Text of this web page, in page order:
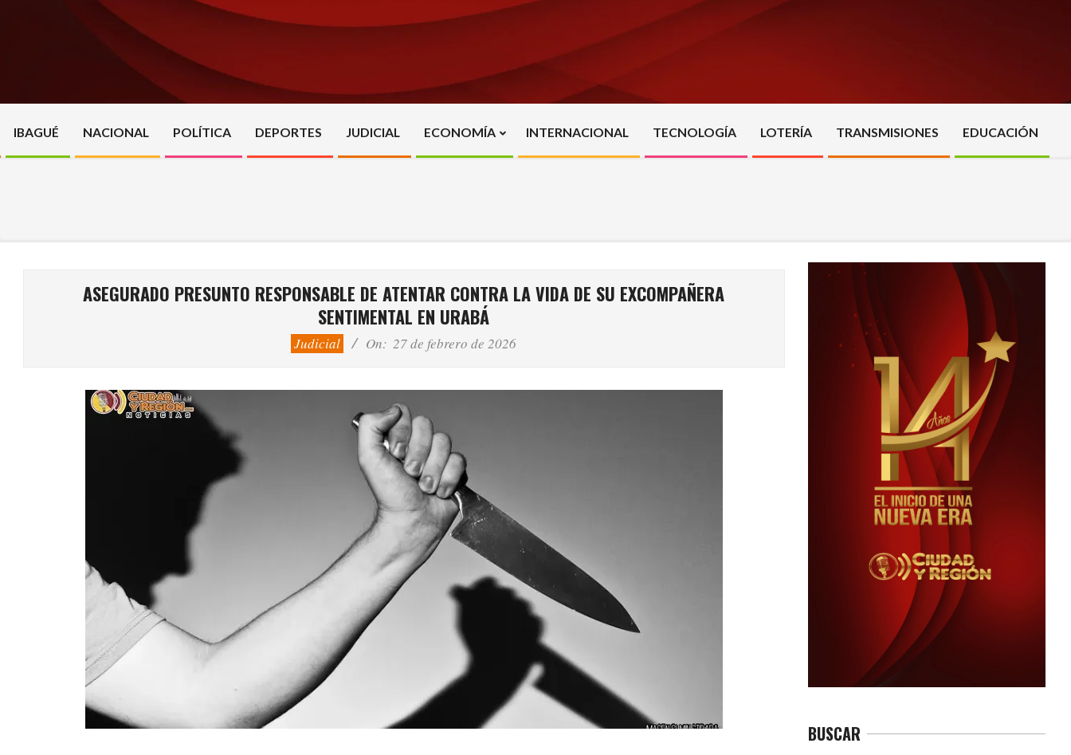
Primary
Navigation
IBAGUÉ NACIONAL POLÍTICA DEPORTES JUDICIAL ECONOMÍA INTERNACIONAL TECNOLOGÍA LOTERÍA TRANSMISIONES EDUCACIÓN
ASEGURADO PRESUNTO RESPONSABLE DE ATENTAR CONTRA LA VIDA DE SU EXCOMPAÑERA
SENTIMENTAL EN URABÁ
Judicial On: 27 de febrero de 2026
BUSCAR